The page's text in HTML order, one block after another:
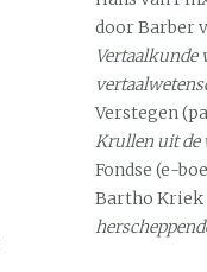
door Barber
Vertaalkunde
Verstegen
Krullen uit de
Fondse (e-
Bartho